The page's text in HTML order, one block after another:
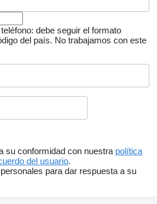
debe seguir el formato
del país. No trabajamos con este
su conformidad con nuestra política
del usuario.
para dar respuesta a su